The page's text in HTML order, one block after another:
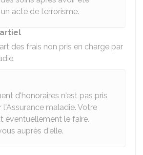
acte de terrorisme.
des frais non pris en charge par
d'honoraires n'est pas pris
l'Assurance maladie. Votre
éventuellement le faire.
auprès d'elle.